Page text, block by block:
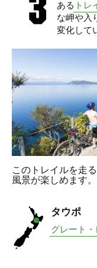
ある トレ
な岬や入
変化して
このトレイルを走
風景が楽しめます。
タウポ
グレート